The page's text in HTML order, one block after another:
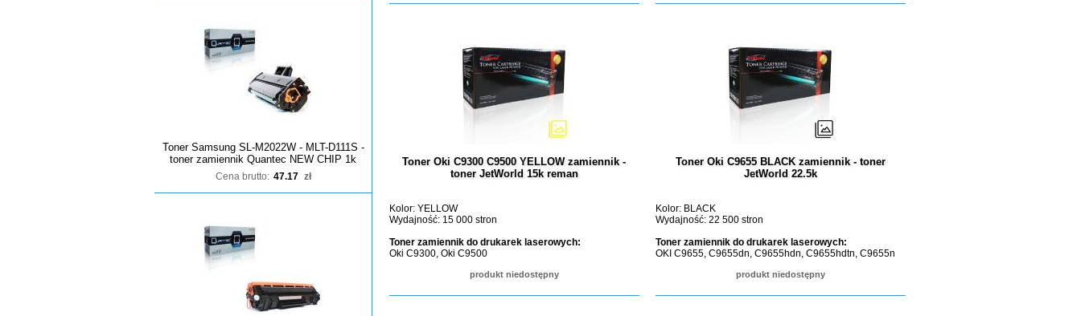
Toner Samsung SL-M2022W - MLT-D111S -
toner zamiennik Quantec NEW CHIP 1k
Cena brutto: 47.17 zł
Toner Oki C9300 C9500 YELLOW zamiennik -
toner JetWorld 15k reman
Kolor: YELLOW
Wydajność: 15 000 stron
Toner zamiennik do drukarek laserowych:
Oki C9300, Oki C9500
produkt niedostępny
Toner Oki C9655 BLACK zamiennik - toner
JetWorld 22.5k
Kolor: BLACK
Wydajność: 22 500 stron
Toner zamiennik do drukarek laserowych:
OKI C9655, C9655dn, C9655hdn, C9655hdtn, C9655n
produkt niedostępny